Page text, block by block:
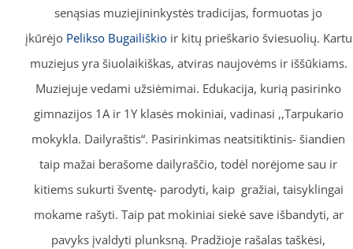
senąsias muziejininkystės tradicijas, formuotas jo
įkūrėjo Pelikso Bugailiškioir kitų prieškario šviesuolių. Kartu
muziejus yra šiuolaikiškas, atviras naujovėms ir iššūkiams.
Muziejuje vedami užsiėmimai. Edukacija, kurią pasirinko
gimnazijos 1A ir 1Y klasės mokiniai, vadinasi ,,Tarpukario
mokykla. Dailyraštis“. Pasirinkimas neatsitiktinis- šiandien
taip mažai berašome dailyraščio, todėl norėjome sau ir
kitiems sukurti šventę- parodyti, kaip gražiai, taisyklingai
mokame rašyti. Taip pat mokiniai siekė save išbandyti, ar
pavyks įvaldyti plunksną. Pradžioje rašalas taškėsi,